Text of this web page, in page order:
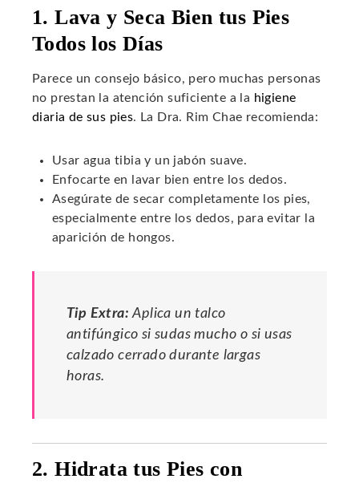
1. Lava y Seca Bien tus Pies
Todos los Días
Parece un consejo básico, pero muchas personas
no prestan la atención suficiente a la higiene
diaria de sus pies. La Dra. Rim Chae recomienda:
Usar agua tibia y un jabón suave.
Enfocarte en lavar bien entre los dedos.
Asegúrate de secar completamente los pies,
especialmente entre los dedos, para evitar la
aparición de hongos.
Tip Extra: Aplica un talco
antifúngico si sudas mucho o si usas
calzado cerrado durante largas
horas.
2. Hidrata tus Pies con